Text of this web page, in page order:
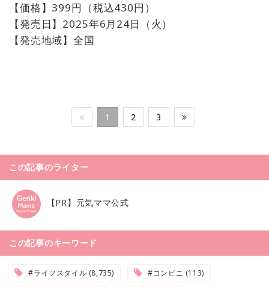
【価格】399円（税込430円）
【発売日】2025年6月24日（火）
【発売地域】全国
1 2 3
この記事のライター
【PR】元気ママ公式
この記事のキーワード
#ライフスタイル (8,735) #コンビニ (113)